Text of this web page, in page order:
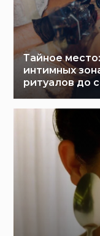
Тайное
интимных
ритуалов до